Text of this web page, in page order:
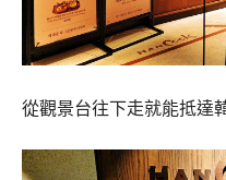
從觀景台往下走就能抵達